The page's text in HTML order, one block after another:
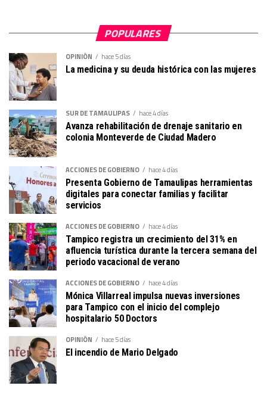
POPULARES
OPINIÓN hace 5 días
La medicina y su deuda histórica con las mujeres
SUR DE TAMAULIPAS hace 4 días
Avanza rehabilitación de drenaje sanitario en
colonia Monteverde de Ciudad Madero
ACCIONES DE GOBIERNO hace 4 días
Presenta Gobierno de Tamaulipas herramientas
digitales para conectar familias y facilitar
servicios
ACCIONES DE GOBIERNO hace 4 días
Tampico registra un crecimiento del 31% en
afluencia turística durante la tercera semana del
periodo vacacional de verano
ACCIONES DE GOBIERNO hace 4 días
Mónica Villarreal impulsa nuevas inversiones
para Tampico con el inicio del complejo
hospitalario 50 Doctors
OPINIÓN hace 5 días
El incendio de Mario Delgado